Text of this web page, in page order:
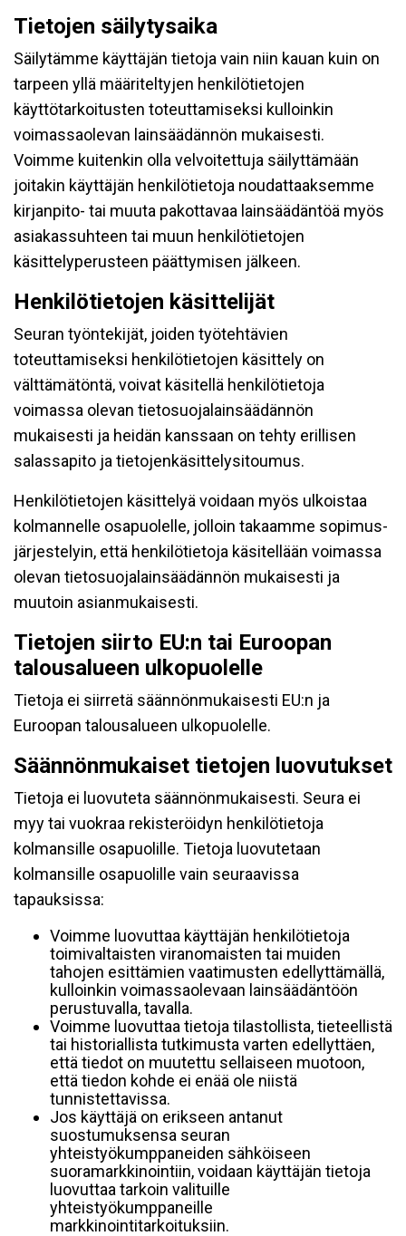
Tietojen säilytysaika
Säilytämme käyttäjän tietoja vain niin kauan kuin on
tarpeen yllä määriteltyjen henkilötietojen
käyttötarkoitusten toteuttamiseksi kulloinkin
voimassaolevan lainsäädännön mukaisesti.
Voimme kuitenkin olla velvoitettuja säilyttämään
joitakin käyttäjän henkilötietoja noudattaaksemme
kirjanpito- tai muuta pakottavaa lainsäädäntöä myös
asiakassuhteen tai muun henkilötietojen
käsittelyperusteen päättymisen jälkeen.
Henkilötietojen käsittelijät
Seuran työntekijät, joiden työtehtävien
toteuttamiseksi henkilötietojen käsittely on
välttämätöntä, voivat käsitellä henkilötietoja
voimassa olevan tietosuojalainsäädännön
mukaisesti ja heidän kanssaan on tehty erillisen
salassapito ja tietojenkäsittelysitoumus.
Henkilötietojen käsittelyä voidaan myös ulkoistaa
kolmannelle osapuolelle, jolloin takaamme sopimus-
järjestelyin, että henkilötietoja käsitellään voimassa
olevan tietosuojalainsäädännön mukaisesti ja
muutoin asianmukaisesti.
Tietojen siirto EU:n tai Euroopan
talousalueen ulkopuolelle
Tietoja ei siirretä säännönmukaisesti EU:n ja
Euroopan talousalueen ulkopuolelle.
Säännönmukaiset tietojen luovutukset
Tietoja ei luovuteta säännönmukaisesti. Seura ei
myy tai vuokraa rekisteröidyn henkilötietoja
kolmansille osapuolille. Tietoja luovutetaan
kolmansille osapuolille vain seuraavissa
tapauksissa:
Voimme luovuttaa käyttäjän henkilötietoja
toimivaltaisten viranomaisten tai muiden
tahojen esittämien vaatimusten edellyttämällä,
kulloinkin voimassaolevaan lainsäädäntöön
perustuvalla, tavalla.
Voimme luovuttaa tietoja tilastollista, tieteellistä
tai historiallista tutkimusta varten edellyttäen,
että tiedot on muutettu sellaiseen muotoon,
että tiedon kohde ei enää ole niistä
tunnistettavissa.
Jos käyttäjä on erikseen antanut
suostumuksensa seuran
yhteistyökumppaneiden sähköiseen
suoramarkkinointiin, voidaan käyttäjän tietoja
luovuttaa tarkoin valituille
yhteistyökumppaneille
markkinointitarkoituksiin.